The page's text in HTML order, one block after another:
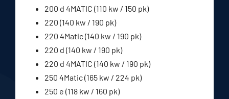
200 d 4MATIC (110 kw / 150 pk)
220 (140 kw / 190 pk)
220 4Matic (140 kw / 190 pk)
220 d (140 kw / 190 pk)
220 d 4MATIC (140 kw / 190 pk)
250 4Matic (165 kw / 224 pk)
250 e (118 kw / 160 pk)